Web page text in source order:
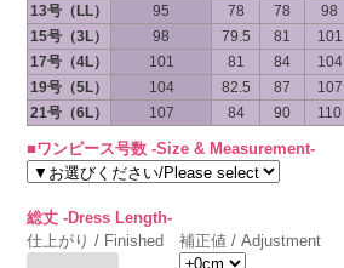
13号（LL）
95 78 78 98
15号（3L）
98 79.5 81 101
17号（4L）
101 81 84 104
19号（5L）
104 82.5 87 107
21号（6L）
107 84 90 110
■ワンピース号数 -Size & Measurement-
総丈 -Dress Length-
仕上がり / Finished
補正値 / Adjustment